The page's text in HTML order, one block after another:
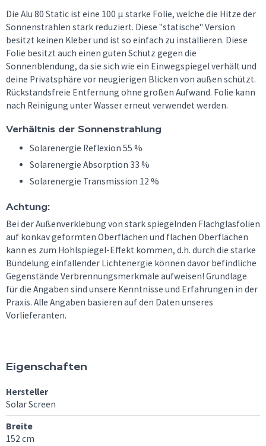
Die Alu 80 Static ist eine 100 µ starke Folie, welche die Hitze der
Sonnenstrahlen stark reduziert. Diese "statische" Version
besitzt keinen Kleber und ist so einfach zu installieren. Diese
Folie besitzt auch einen guten Schutz gegen die
Sonnenblendung, da sie sich wie ein Einwegspiegel verhält und
deine Privatsphäre vor neugierigen Blicken von außen schützt.
Rückstandsfreie Entfernung ohne großen Aufwand. Folie kann
nach Reinigung unter Wasser erneut verwendet werden.
Verhältnis der Sonnenstrahlung
Solarenergie Reflexion 55 %
Solarenergie Absorption 33 %
Solarenergie Transmission 12 %
Achtung:
Bei der Außenverklebung von stark spiegelnden Flachglasfolien
auf konkav geformten Oberflächen und flachen Oberflächen
kann es zum Hohlspiegel-Effekt kommen, d.h. durch die starke
Bündelung einfallender Lichtenergie können davor befindliche
Gegenstände Verbrennungsmerkmale aufweisen! Grundlage
für die Angaben sind unsere Kenntnisse und Erfahrungen in der
Praxis. Alle Angaben basieren auf den Daten unseres
Vorlieferanten.
Eigenschaften
Hersteller
Solar Screen
Breite
152 cm